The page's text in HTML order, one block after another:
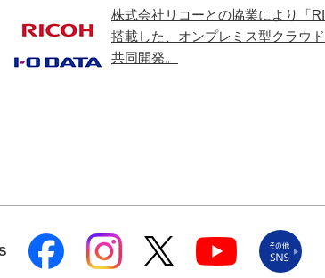
株式会社リコーとの協業により「
搭載した、オンプレミス型クラウ
共同開発。